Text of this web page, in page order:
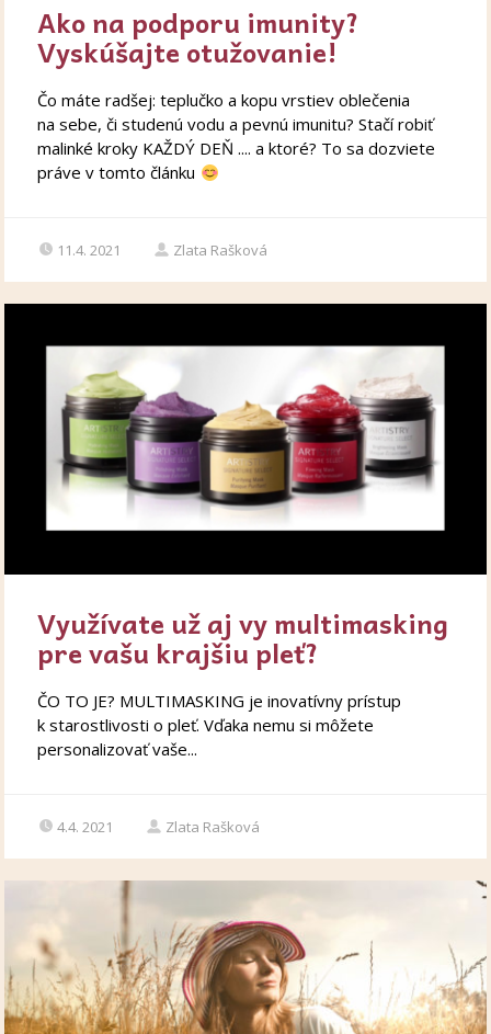
Ako na podporu imunity?
Vyskúšajte otužovanie!
Čo máte radšej: teplučko a kopu vrstiev oblečenia
na sebe, či studenú vodu a pevnú imunitu? Stačí robiť
malinké kroky KAŽDÝ DEŇ .... a ktoré? To sa dozviete
práve v tomto článku
11.4. 2021 Zlata Rašková
Využívate už aj vy multimasking
pre vašu krajšiu pleť?
ČO TO JE? MULTIMASKING je inovatívny prístup
k starostlivosti o pleť. Vďaka nemu si môžete
personalizovať vaše...
4.4. 2021 Zlata Rašková